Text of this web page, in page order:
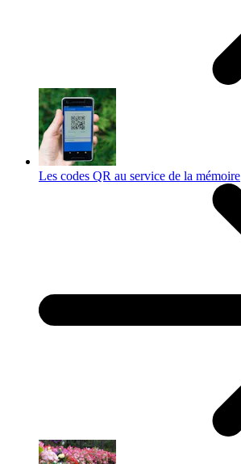
Les codes QR au service de la mémoire